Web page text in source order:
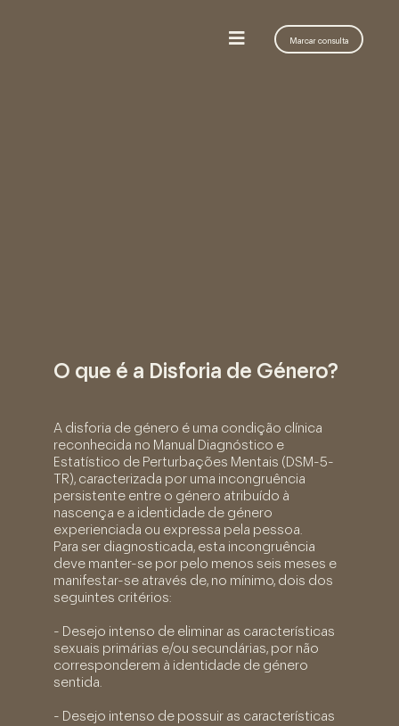
Marcar consulta
O que é a Disforia de Género?
A disforia de género é uma condição clínica
reconhecida no Manual Diagnóstico e
Estatístico de Perturbações Mentais (DSM-5-
TR), caracterizada por uma incongruência
persistente entre o género atribuído à
nascença e a identidade de género
experienciada ou expressa pela pessoa.
Para ser diagnosticada, esta incongruência
deve manter-se por pelo menos seis meses e
manifestar-se através de, no mínimo, dois dos
seguintes critérios:
- Desejo intenso de eliminar as características
sexuais primárias e/ou secundárias, por não
corresponderem à identidade de género
sentida.
- Desejo intenso de possuir as características